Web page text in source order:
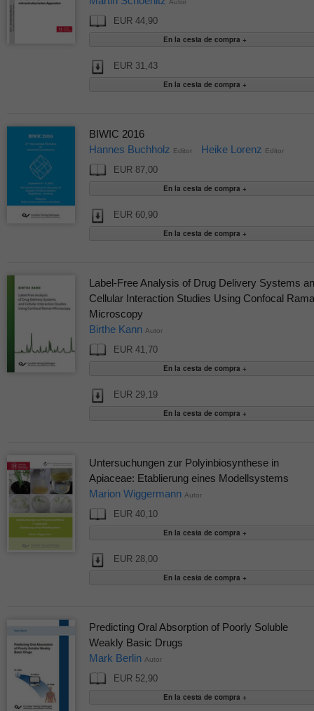
Autor
EUR 44,90
EUR 31,43
BIWIC 2016
Hannes Buchholz Editor Heike Lorenz Editor
EUR 87,00
EUR 60,90
Label-Free Analysis of Drug Delivery Systems
Cellular Interaction Studies Using Confocal
Microscopy
Birthe Kann Autor
EUR 41,70
EUR 29,19
Untersuchungen zur Polyinbiosynthese in
Apiaceae: Etablierung eines Modellsystems
Marion Wiggermann Autor
EUR 40,10
EUR 28,00
Predicting Oral Absorption of Poorly Soluble
Weakly Basic Drugs
Mark Berlin Autor
EUR 52,90